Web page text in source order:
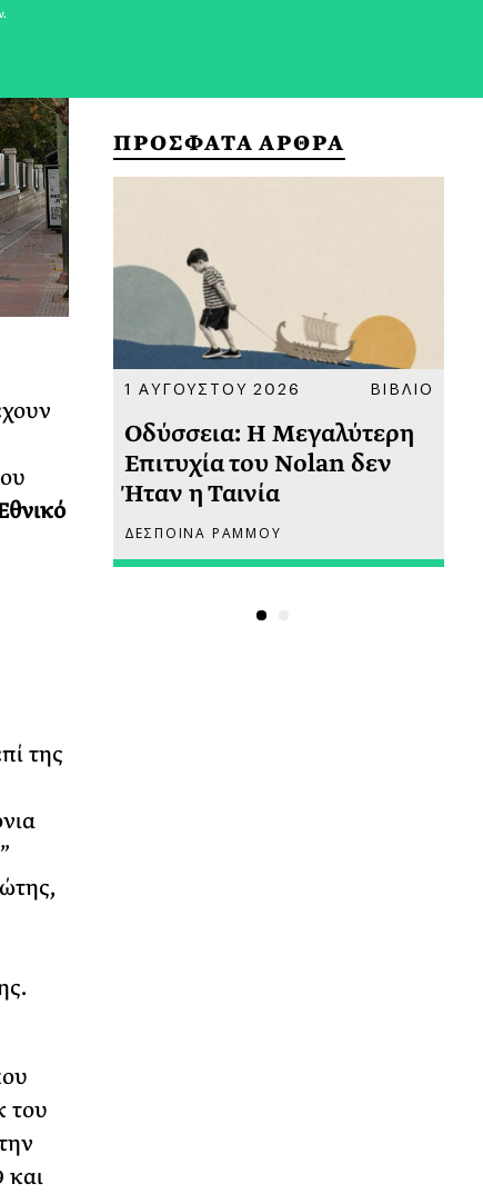
της
του
και
ΠΡΟΣΦΑΤΑ ΑΡΘΡΑ
1 ΑΥΓΟΥΣΤΟΥ 2026 ΒΙΒΛΙΟ
Οδύσσεια: Η Μεγαλύτερη
Επιτυχία του Nolan δεν
Ήταν η Ταινία
ΔΕΣΠΟΙΝΑ ΡΑΜΜΟΥ